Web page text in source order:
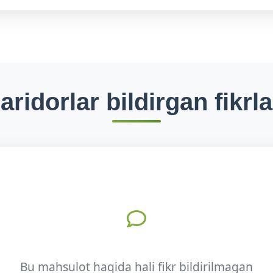
bildirgan
Bu mahsulot haqida hali fikr bildirilmagan